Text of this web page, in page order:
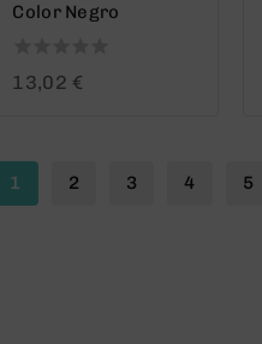
Color Negro
013,02 €
1 2 3 4 5